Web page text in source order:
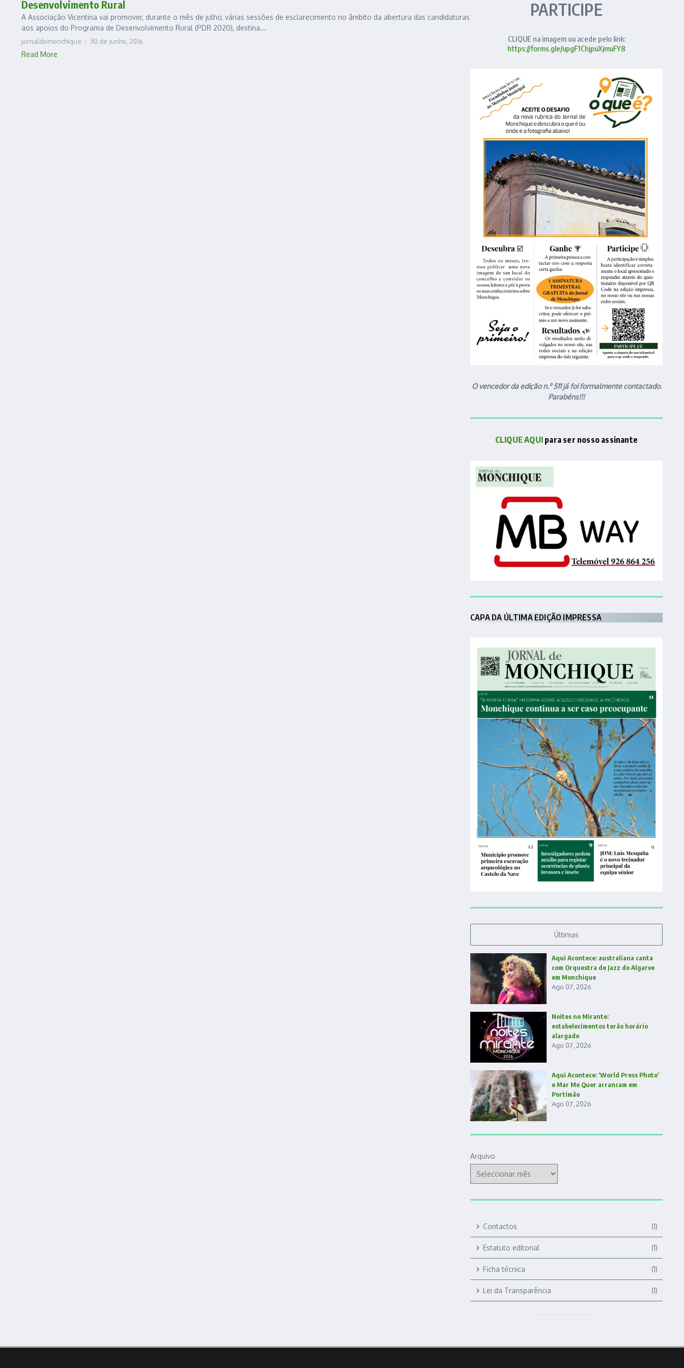
Desenvolvimento Rural
A Associação Vicentina vai promover, durante o mês de julho, várias sessões de esclarecimento no âmbito da abertura das candidaturas
aos apoios do Programa de Desenvolvimento Rural (PDR 2020), destina...
jornaldemonchique 30 de Junho, 2016
Read More
PARTICIPE
CLIQUE na imagem ou acede pelo link:
https://forms.gle/upgF1ChjpuXjmuFY8
O vencedor da edição n.º 511 já foi formalmente contactado.
Parabéns!!!
CLIQUE AQUI para ser nosso assinante
CAPA DA ÚLTIMA EDIÇÃO IMPRESSA
Últimas
Aqui Acontece: australiana canta
com Orquestra de Jazz do Algarve
em Monchique
Ago 07, 2026
Noites no Mirante:
estabelecimentos terão horário
alargado
Ago 07, 2026
Aqui Acontece: ‘World Press Photo’
e Mar Me Quer arrancam em
Portimão
Ago 07, 2026
Arquivo
Contactos (1)
Estatuto editorial (1)
Ficha técnica (1)
Lei da Transparência (1)